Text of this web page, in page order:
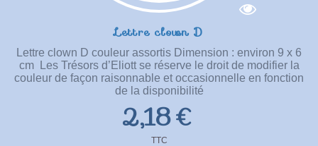
Lettre clown D
Lettre clown D couleur assortis Dimension : environ 9 x 6
cm Les Trésors d’Eliott se réserve le droit de modifier la
couleur de façon raisonnable et occasionnelle en fonction
de la disponibilité
2,18 €
TTC